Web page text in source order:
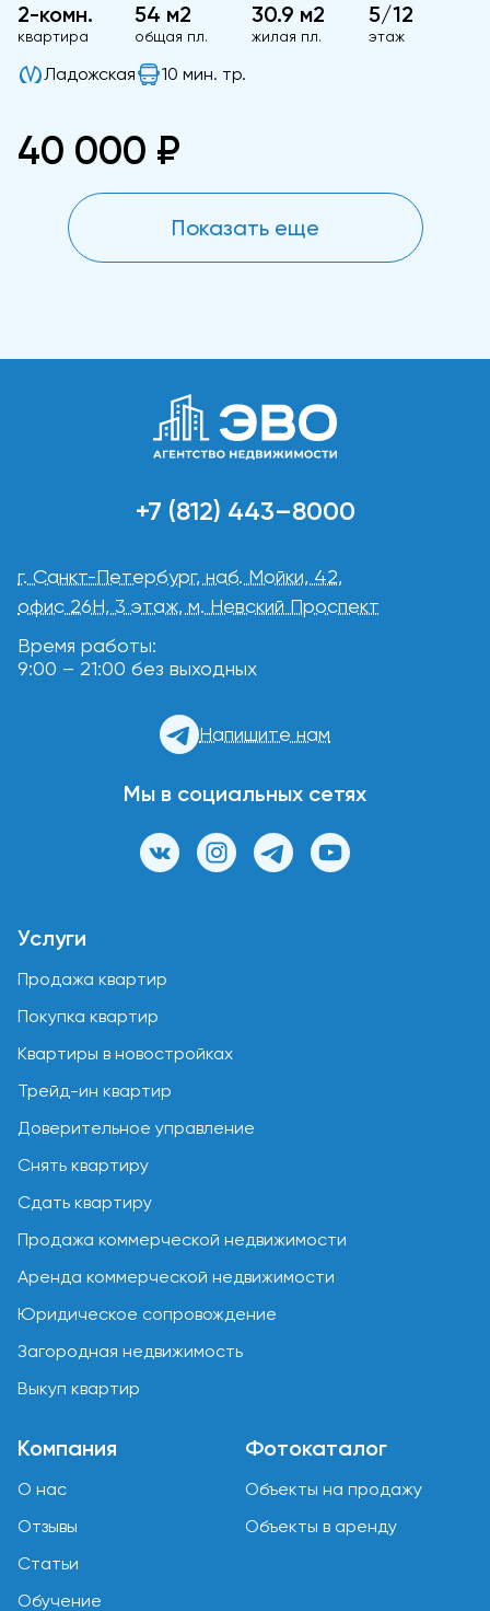
2-комн.
квартира
54 м2
общая пл.
30.9 м2
жилая пл.
5/12
этаж
Ладожская 10 мин. тр.
40 000 ₽
Показать еще
+7 (812) 443–8000
г. Санкт-Петербург, наб. Мойки, 42,
офис 26Н, 3 этаж, м. Невский Проспект
Время работы:
9:00 – 21:00 без выходных
Напишите нам
Мы в социальных сетях
Услуги
Продажа квартир
Покупка квартир
Квартиры в новостройках
Трейд-ин квартир
Доверительное управление
Снять квартиру
Сдать квартиру
Продажа коммерческой недвижимости
Аренда коммерческой недвижимости
Юридическое сопровождение
Загородная недвижимость
Выкуп квартир
Компания
О нас
Отзывы
Статьи
Обучение
Фотокаталог
Объекты на продажу
Объекты в аренду